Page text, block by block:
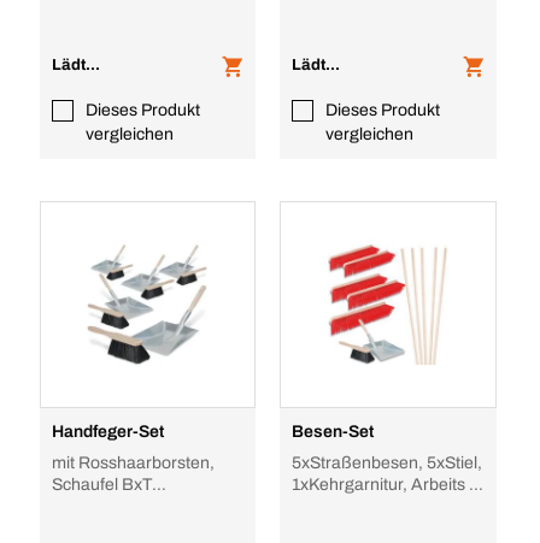
Lädt...
Dieses Produkt
vergleichen
Lädt...
Dieses Produkt
vergleichen
Handfeger-Set
mit Rosshaarborsten,
Schaufel BxT
Besen-Set
5xStraßenbesen, 5xStiel,
1xKehrgarnitur, Arbeits B